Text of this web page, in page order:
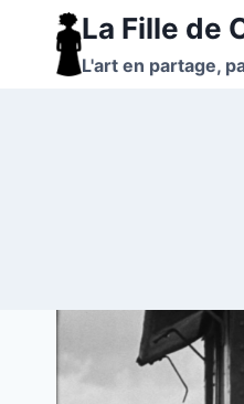
contenu
La Fille de
L'art en partage,